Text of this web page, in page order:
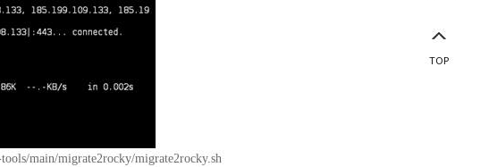
main/migrate2rocky/migrate2rocky.sh
TOP